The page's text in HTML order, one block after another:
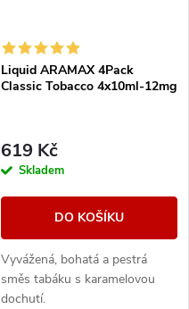
Liquid ARAMAX 4Pack
Classic Tobacco 4x10ml-12mg
619 Kč
Skladem
DO KOŠÍKU
Vyvážená, bohatá a pestrá
směs tabáku s karamelovou
dochutí.